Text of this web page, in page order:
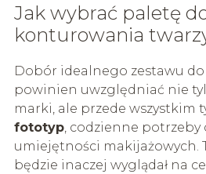
Jak wybrać paletę
konturowania
Dobór idealnego zestawu
powinien uwzględniać nie
marki, ale przede wszystkim
fototyp, codzienne potrzeby
umiejętności makijażowych.
będzie inaczej wyglądał na